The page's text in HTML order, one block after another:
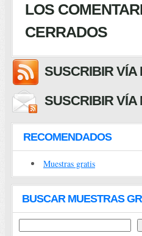
LOS
CERRADOS
SUSCRIBIR VÍA
SUSCRIBIR VÍA
RECOMENDADOS
Muestras gratis
BUSCAR MUESTRAS